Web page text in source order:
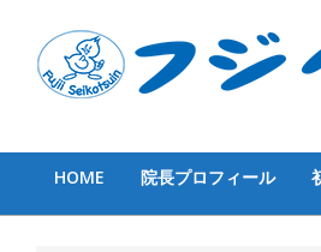
content
Navigation
HOME 院長プロフィール